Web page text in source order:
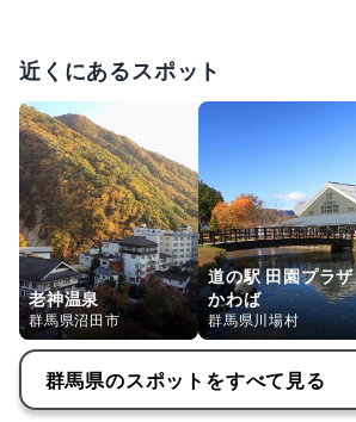
近くにあるスポット
老神温泉
群馬県沼田市
道の駅 田園プラザ
かわば
群馬県川場村
群馬県のスポットをすべて見る